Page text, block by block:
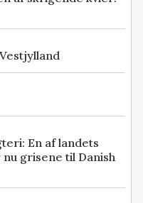
En af landets
grisene til Danish